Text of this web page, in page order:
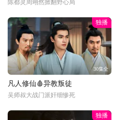
陈都灵周翊然掀翻野心局
独播
30集全
凡人修仙🩸异教叛徒
吴师叔大战门派奸细惨死
独播